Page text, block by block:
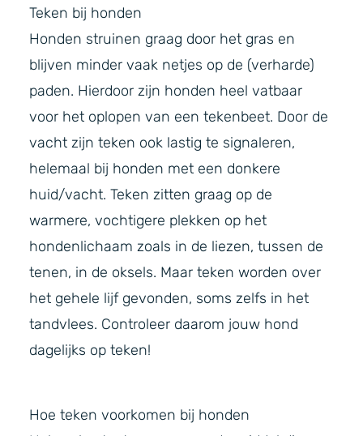
Teken bij honden
Honden struinen graag door het gras en
blijven minder vaak netjes op de (verharde)
paden. Hierdoor zijn honden heel vatbaar
voor het oplopen van een tekenbeet. Door de
vacht zijn teken ook lastig te signaleren,
helemaal bij honden met een donkere
huid/vacht. Teken zitten graag op de
warmere, vochtigere plekken op het
hondenlichaam zoals in de liezen, tussen de
tenen, in de oksels. Maar teken worden over
het gehele lijf gevonden, soms zelfs in het
tandvlees. Controleer daarom jouw hond
dagelijks op teken!
Hoe teken voorkomen bij honden